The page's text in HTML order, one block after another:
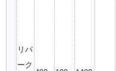
リパ
ーク